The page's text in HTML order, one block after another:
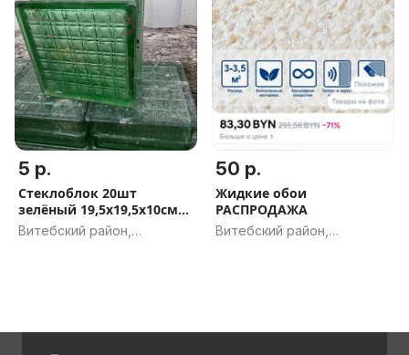
5 р.
Стеклоблок 20шт
зелёный 19,5х19,5х10см
5руб за шт
Витебский район,
50 р.
Жидкие обои
РАСПРОДАЖА
Витебский район,